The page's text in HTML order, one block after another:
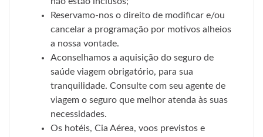
Reservamo-nos o direito de modificar e/ou
cancelar a programação por motivos alheios
a nossa vontade.
Aconselhamos a aquisição do seguro de
saúde viagem obrigatório, para sua
tranquilidade. Consulte com seu agente de
viagem o seguro que melhor atenda às suas
necessidades.
Os hotéis, Cia Aérea, voos previstos e